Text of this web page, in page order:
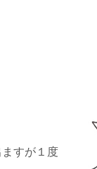
すが１度